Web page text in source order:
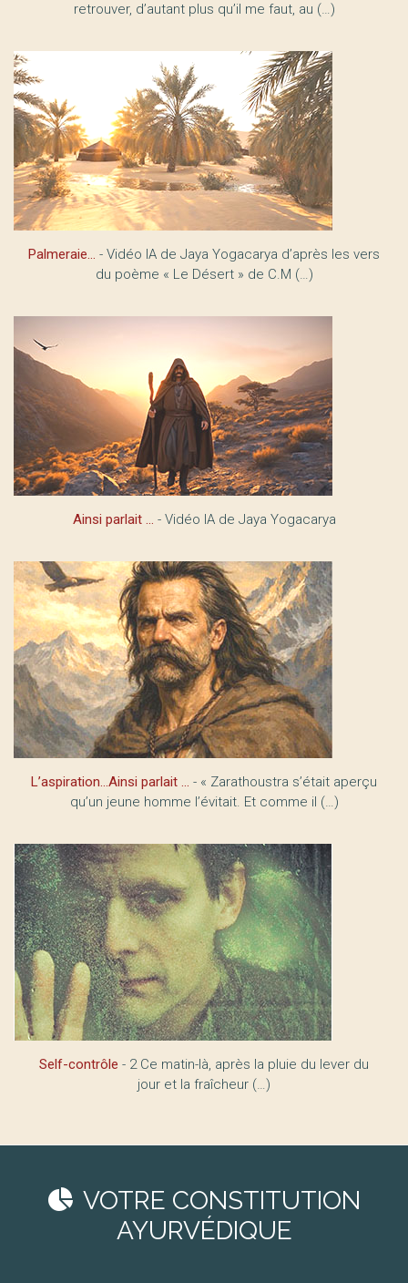
retrouver, d’autant plus qu’il me faut, au (…)
Palmeraie… - Vidéo IA de Jaya Yogacarya d’après les vers
du poème « Le Désert » de C.M (…)
Ainsi parlait … - Vidéo IA de Jaya Yogacarya
L’aspiration...Ainsi parlait ... - « Zarathoustra s’était aperçu
qu’un jeune homme l’évitait. Et comme il (…)
Self-contrôle - 2 Ce matin-là, après la pluie du lever du
jour et la fraîcheur (…)
VOTRE CONSTITUTION
AYURVÉDIQUE